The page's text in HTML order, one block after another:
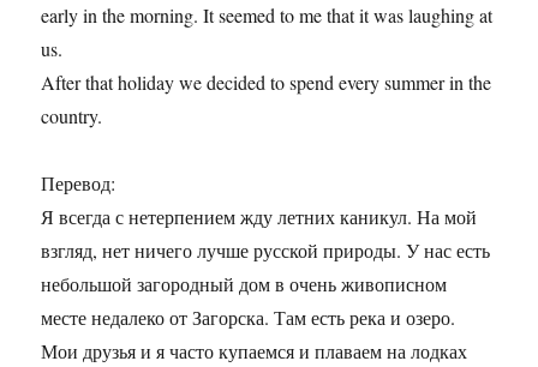
early in the morning. It seemed to me that it was laughing at
us.
After that holiday we decided to spend every summer in the
country.
Перевод:
Я всегда с нетерпением жду летних каникул. На мой
взгляд, нет ничего лучше русской природы. У нас есть
небольшой загородный дом в очень живописном
месте недалеко от Загорска. Там есть река и озеро.
Мои друзья и я часто купаемся и плаваем на лодках